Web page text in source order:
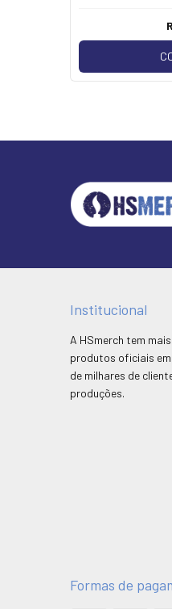
Institucional
A HSmerch tem
produtos oficiais
de milhares de
produções.
Formas de